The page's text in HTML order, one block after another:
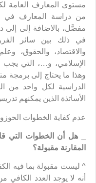
مستوى المعارف العامة
من دراسة المعارف في
مفصَّل، بالاضافة إلى إلى
في ذلك بين سائر
والاقتصاد، والحقوق،
الإسلامي، و…، التي يجب
وهذا ما يحتاج إلى برمجة
الدراسية لكل واحد من
الأساتذة الذين يمكنهم
عدم كفاية الخطوات
هل أن الخطوات التي
المقارنة مقبولة؟
^ ليست مقبولة بما فيه
أنه لا يوجد العدد الكافي